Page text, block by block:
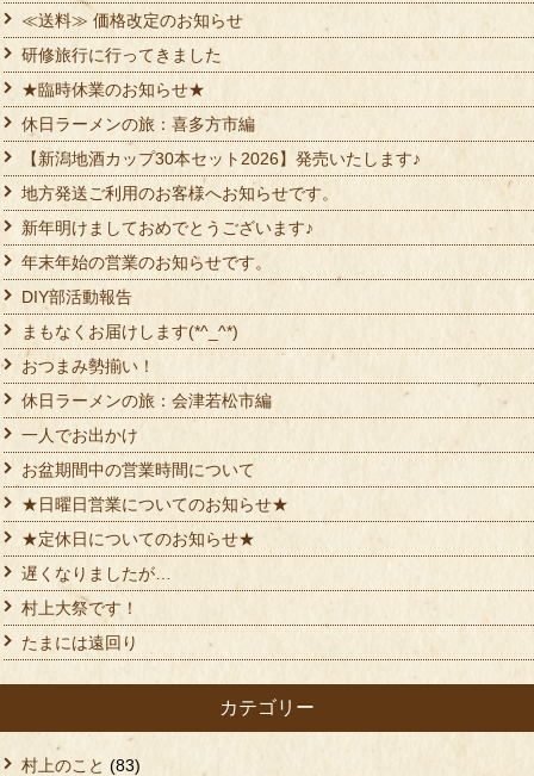
≪送料≫ 価格改定のお知らせ
研修旅行に行ってきました
★臨時休業のお知らせ★
休日ラーメンの旅：喜多方市編
【新潟地酒カップ30本セット2026】発売いたします♪
地方発送ご利用のお客様へお知らせです。
新年明けましておめでとうございます♪
年末年始の営業のお知らせです。
DIY部活動報告
まもなくお届けします(*^_^*)
おつまみ勢揃い！
休日ラーメンの旅：会津若松市編
一人でお出かけ
お盆期間中の営業時間について
★日曜日営業についてのお知らせ★
★定休日についてのお知らせ★
遅くなりましたが…
村上大祭です！
たまには遠回り
カテゴリー
村上のこと (83)